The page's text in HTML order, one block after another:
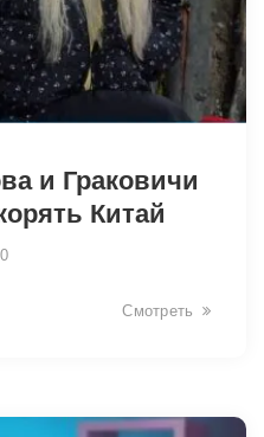
и Граковичи
Китай
Смотреть